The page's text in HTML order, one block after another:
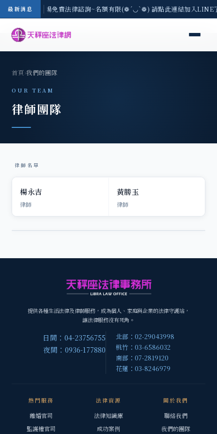
最新消息
區-8/3(一) 現場免費法律諮詢~名額有限(❁´◡`❁) 請點此連結加入
首頁›我們的團隊
OUR TEAM
律師團隊
律師名單
楊永吉
律師
黃勝玉
律師
提供各種生活法律及律師服務，成為個人、家庭與企業的法律守護站，
讓法律服務沒有死角。
日間：04-23756755
夜間：0936-177880
北部：02-29043998
桃竹：03-6586032
南部：07-2819120
花蓮：03-8246979
熱門服務
離婚官司
監護權官司
法律資源
法律知識庫
成功案例
關於我們
聯絡我們
我們的團隊